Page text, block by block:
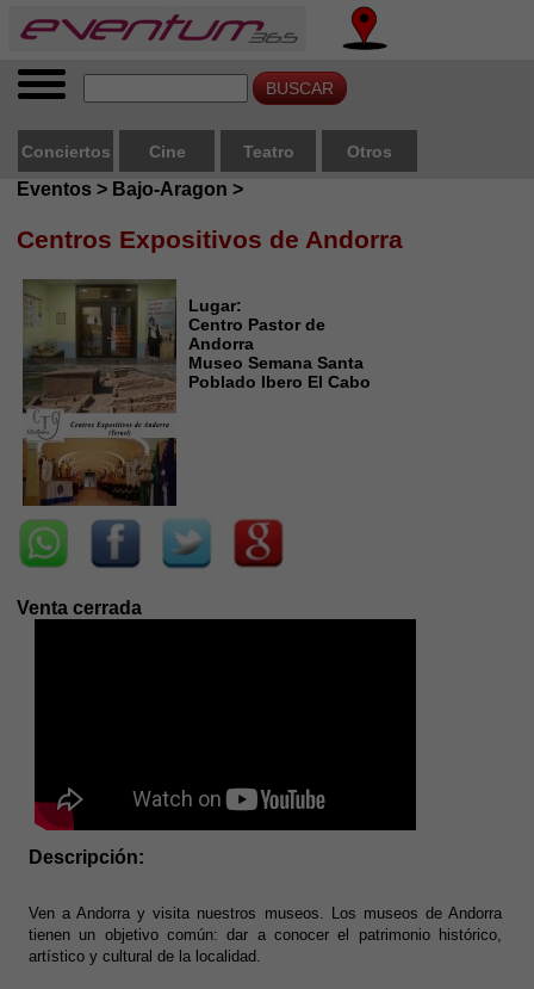
Conciertos Cine Teatro Otros
Eventos > Bajo-Aragon >
Centros Expositivos de Andorra
Lugar:
Centro Pastor de
Andorra
Museo Semana Santa
Poblado Ibero El Cabo
Venta cerrada
Descripción:
Ven a Andorra y visita nuestros museos. Los museos de Andorra
tienen un objetivo común: dar a conocer el patrimonio histórico,
artístico y cultural de la localidad.